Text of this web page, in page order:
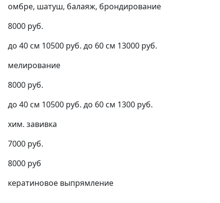
омбре, шатуш, балаяж, брондирование
8000 руб.
до 40 см 10500 руб. до 60 см 13000 руб.
мелирование
8000 руб.
до 40 см 10500 руб. до 60 см 1300 руб.
хим. завивка
7000 руб.
8000 руб
кератиновое выпрямление